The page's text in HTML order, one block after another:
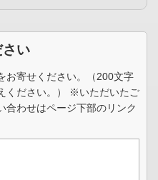
さい
お寄せください。（200文字
ください。） ※いただいたご
合わせはページ下部のリンク